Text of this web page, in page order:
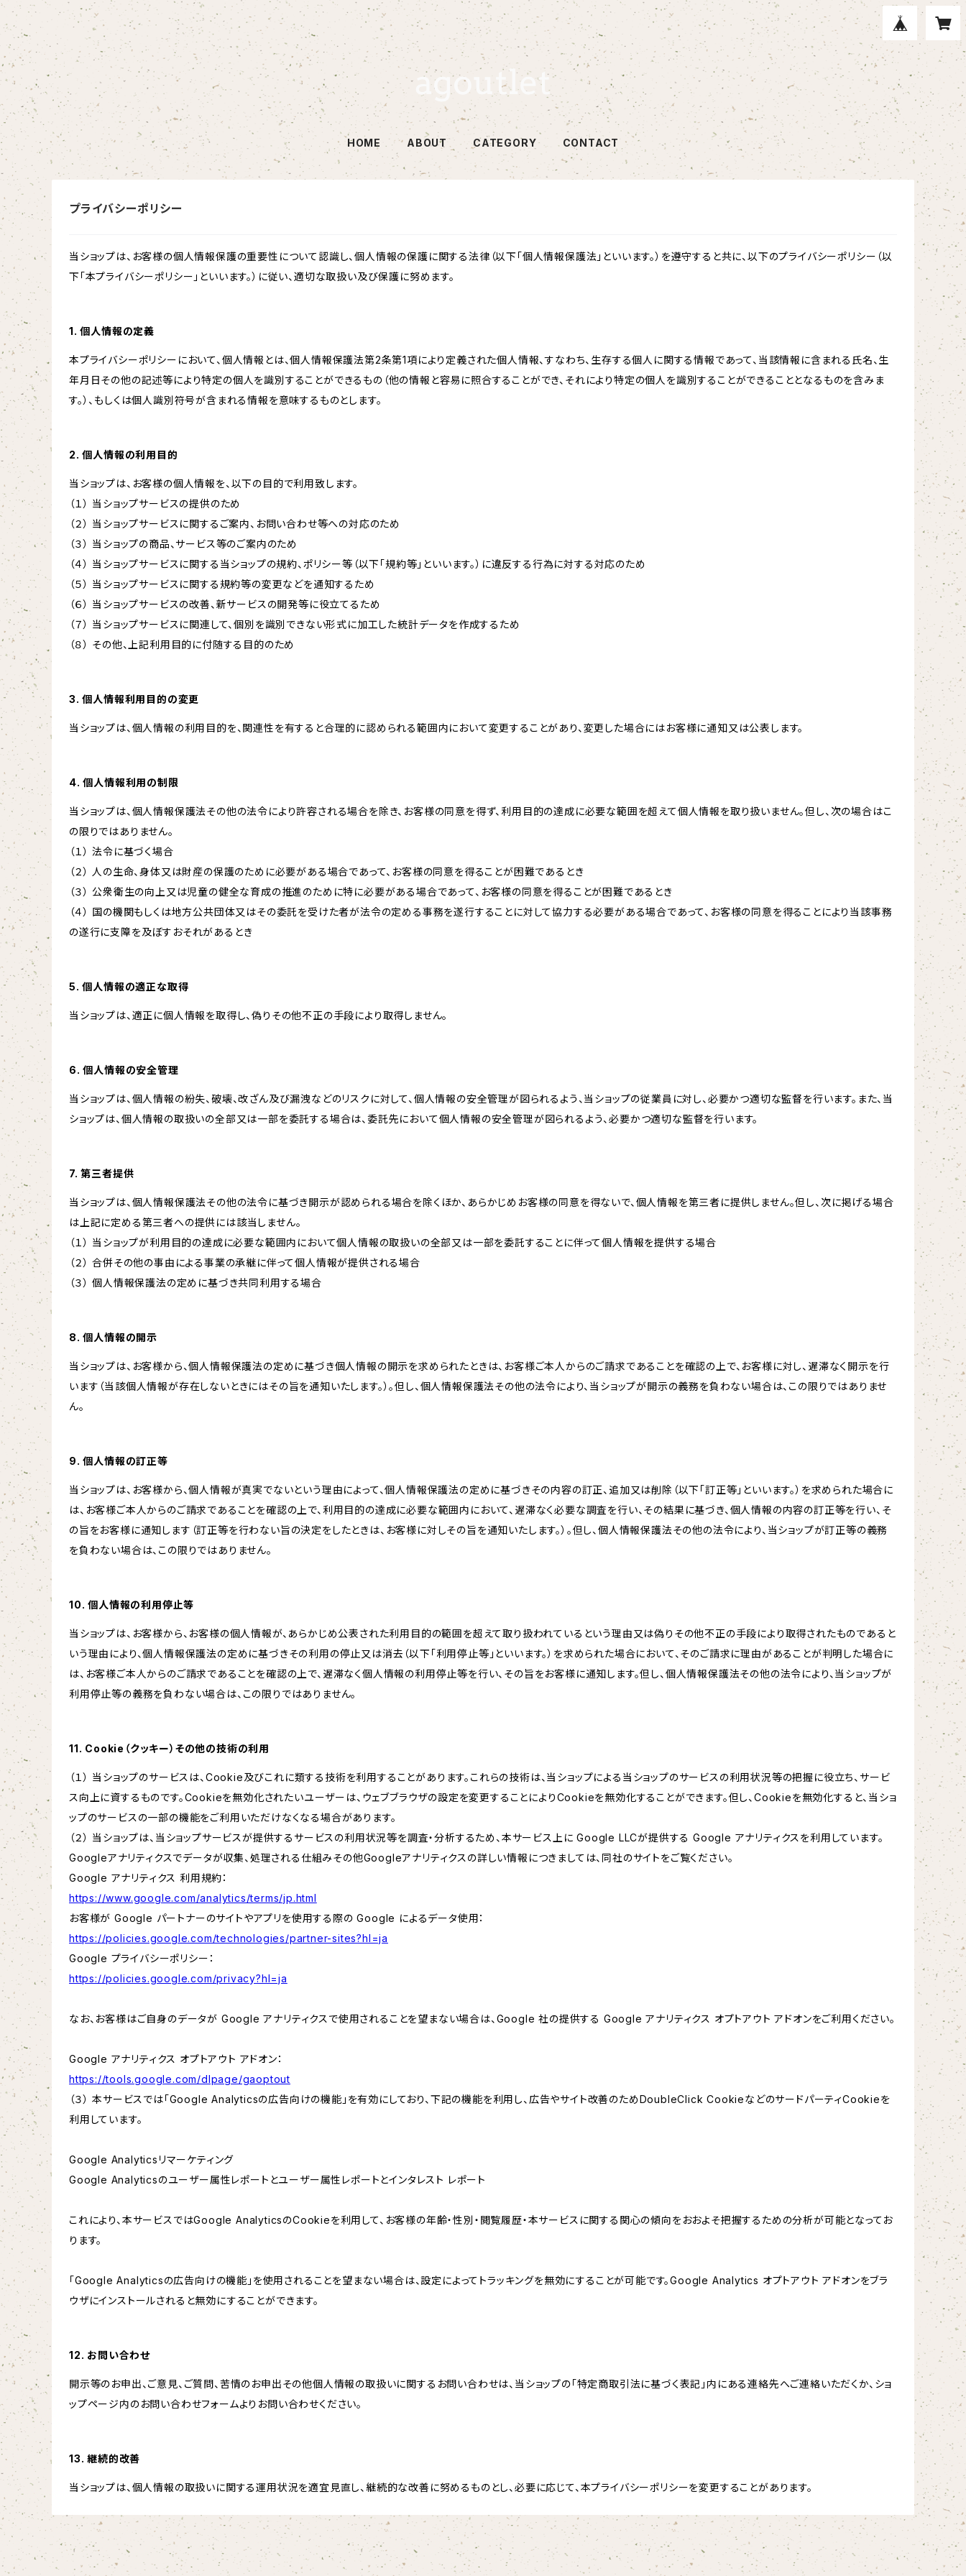
HOME ABOUT CATEGORY CONTACT
プライバシーポリシー
当ショップは、お客様の個人情報保護の重要性について認識し、個人情報の保護に関する法律（以下「個人情報保護法」といいます。）を遵守すると共に、以下のプライバシーポリシー（以
下「本プライバシーポリシー」といいます。）に従い、適切な取扱い及び保護に努めます。
1. 個人情報の定義
本プライバシーポリシーにおいて、個人情報とは、個人情報保護法第2条第1項により定義された個人情報、すなわち、生存する個人に関する情報であって、当該情報に含まれる氏名、生
年月日その他の記述等により特定の個人を識別することができるもの（他の情報と容易に照合することができ、それにより特定の個人を識別することができることとなるものを含みま
す。）、もしくは個人識別符号が含まれる情報を意味するものとします。
2. 個人情報の利用目的
当ショップは、お客様の個人情報を、以下の目的で利用致します。
（１） 当ショップサービスの提供のため
（２） 当ショップサービスに関するご案内、お問い合わせ等への対応のため
（３） 当ショップの商品、サービス等のご案内のため
（４） 当ショップサービスに関する当ショップの規約、ポリシー等（以下「規約等」といいます。）に違反する行為に対する対応のため
（５） 当ショップサービスに関する規約等の変更などを通知するため
（６） 当ショップサービスの改善、新サービスの開発等に役立てるため
（７） 当ショップサービスに関連して、個別を識別できない形式に加工した統計データを作成するため
（８） その他、上記利用目的に付随する目的のため
3. 個人情報利用目的の変更
当ショップは、個人情報の利用目的を、関連性を有すると合理的に認められる範囲内において変更することがあり、変更した場合にはお客様に通知又は公表します。
4. 個人情報利用の制限
当ショップは、個人情報保護法その他の法令により許容される場合を除き、お客様の同意を得ず、利用目的の達成に必要な範囲を超えて個人情報を取り扱いません。但し、次の場合はこ
の限りではありません。
（１） 法令に基づく場合
（２） 人の生命、身体又は財産の保護のために必要がある場合であって、お客様の同意を得ることが困難であるとき
（３） 公衆衛生の向上又は児童の健全な育成の推進のために特に必要がある場合であって、お客様の同意を得ることが困難であるとき
（４） 国の機関もしくは地方公共団体又はその委託を受けた者が法令の定める事務を遂行することに対して協力する必要がある場合であって、お客様の同意を得ることにより当該事務
の遂行に支障を及ぼすおそれがあるとき
5. 個人情報の適正な取得
当ショップは、適正に個人情報を取得し、偽りその他不正の手段により取得しません。
6. 個人情報の安全管理
当ショップは、個人情報の紛失、破壊、改ざん及び漏洩などのリスクに対して、個人情報の安全管理が図られるよう、当ショップの従業員に対し、必要かつ適切な監督を行います。また、当
ショップは、個人情報の取扱いの全部又は一部を委託する場合は、委託先において個人情報の安全管理が図られるよう、必要かつ適切な監督を行います。
7. 第三者提供
当ショップは、個人情報保護法その他の法令に基づき開示が認められる場合を除くほか、あらかじめお客様の同意を得ないで、個人情報を第三者に提供しません。但し、次に掲げる場合
は上記に定める第三者への提供には該当しません。
（１） 当ショップが利用目的の達成に必要な範囲内において個人情報の取扱いの全部又は一部を委託することに伴って個人情報を提供する場合
（２） 合併その他の事由による事業の承継に伴って個人情報が提供される場合
（３） 個人情報保護法の定めに基づき共同利用する場合
8. 個人情報の開示
当ショップは、お客様から、個人情報保護法の定めに基づき個人情報の開示を求められたときは、お客様ご本人からのご請求であることを確認の上で、お客様に対し、遅滞なく開示を行
います（当該個人情報が存在しないときにはその旨を通知いたします。）。但し、個人情報保護法その他の法令により、当ショップが開示の義務を負わない場合は、この限りではありませ
ん。
9. 個人情報の訂正等
当ショップは、お客様から、個人情報が真実でないという理由によって、個人情報保護法の定めに基づきその内容の訂正、追加又は削除（以下「訂正等」といいます。）を求められた場合に
は、お客様ご本人からのご請求であることを確認の上で、利用目的の達成に必要な範囲内において、遅滞なく必要な調査を行い、その結果に基づき、個人情報の内容の訂正等を行い、そ
の旨をお客様に通知します（訂正等を行わない旨の決定をしたときは、お客様に対しその旨を通知いたします。）。但し、個人情報保護法その他の法令により、当ショップが訂正等の義務
を負わない場合は、この限りではありません。
10. 個人情報の利用停止等
当ショップは、お客様から、お客様の個人情報が、あらかじめ公表された利用目的の範囲を超えて取り扱われているという理由又は偽りその他不正の手段により取得されたものであると
いう理由により、個人情報保護法の定めに基づきその利用の停止又は消去（以下「利用停止等」といいます。）を求められた場合において、そのご請求に理由があることが判明した場合に
は、お客様ご本人からのご請求であることを確認の上で、遅滞なく個人情報の利用停止等を行い、その旨をお客様に通知します。但し、個人情報保護法その他の法令により、当ショップが
利用停止等の義務を負わない場合は、この限りではありません。
11. Cookie（クッキー）その他の技術の利用
（１） 当ショップのサービスは、Cookie及びこれに類する技術を利用することがあります。これらの技術は、当ショップによる当ショップのサービスの利用状況等の把握に役立ち、サービ
ス向上に資するものです。Cookieを無効化されたいユーザーは、ウェブブラウザの設定を変更することによりCookieを無効化することができます。但し、Cookieを無効化すると、当ショ
ップのサービスの一部の機能をご利用いただけなくなる場合があります。
（２） 当ショップは、当ショップサービスが提供するサービスの利用状況等を調査・分析するため、本サービス上に Google LLCが提供する Google アナリティクスを利用しています。
Googleアナリティクスでデータが収集、処理される仕組みその他Googleアナリティクスの詳しい情報につきましては、同社のサイトをご覧ください。
Google アナリティクス 利用規約：
https://www.google.com/analytics/terms/jp.html
お客様が Google パートナーのサイトやアプリを使用する際の Google によるデータ使用：
https://policies.google.com/technologies/partner-sites?hl=ja
Google プライバシーポリシー：
https://policies.google.com/privacy?hl=ja
なお、お客様はご自身のデータが Google アナリティクスで使用されることを望まない場合は、Google 社の提供する Google アナリティクス オプトアウト アドオンをご利用ください。
Google アナリティクス オプトアウト アドオン：
https://tools.google.com/dlpage/gaoptout
（３） 本サービスでは「Google Analyticsの広告向けの機能」を有効にしており、下記の機能を利用し、広告やサイト改善のためDoubleClick CookieなどのサードパーティCookieを
利用しています。
Google Analyticsリマーケティング
Google Analyticsのユーザー属性レポートとユーザー属性レポートとインタレスト レポート
これにより、本サービスではGoogle AnalyticsのCookieを利用して、お客様の年齢・性別・閲覧履歴・本サービスに関する関心の傾向をおおよそ把握するための分析が可能となってお
ります。
「Google Analyticsの広告向けの機能」を使用されることを望まない場合は、設定によってトラッキングを無効にすることが可能です。Google Analytics オプトアウト アドオンをブラ
ウザにインストールされると無効にすることができます。
12. お問い合わせ
開示等のお申出、ご意見、ご質問、苦情のお申出その他個人情報の取扱いに関するお問い合わせは、当ショップの「特定商取引法に基づく表記」内にある連絡先へご連絡いただくか、ショ
ップページ内のお問い合わせフォームよりお問い合わせください。
13. 継続的改善
当ショップは、個人情報の取扱いに関する運用状況を適宜見直し、継続的な改善に努めるものとし、必要に応じて、本プライバシーポリシーを変更することがあります。